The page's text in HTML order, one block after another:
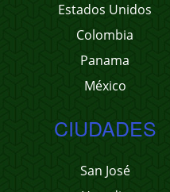
Estados Unidos
Colombia
Panama
México
CIUDADES
San José